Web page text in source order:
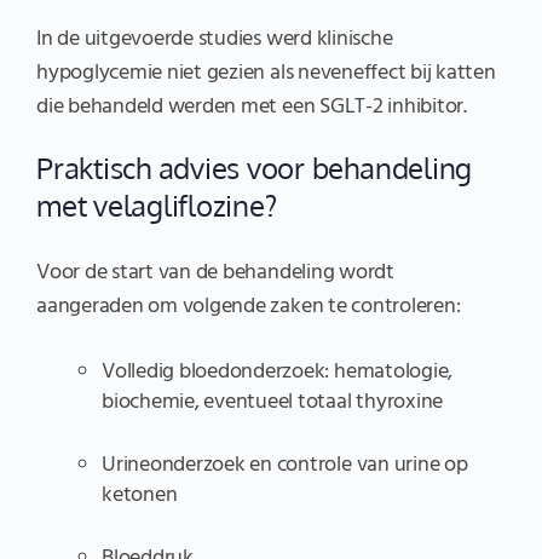
In de uitgevoerde studies werd klinische
hypoglycemie niet gezien als neveneffect bij katten
die behandeld werden met een SGLT-2 inhibitor.
Praktisch advies voor behandeling
met velagliflozine?
Voor de start van de behandeling wordt
aangeraden om volgende zaken te controleren:
Volledig bloedonderzoek: hematologie,
biochemie, eventueel totaal thyroxine
Urineonderzoek en controle van urine op
ketonen